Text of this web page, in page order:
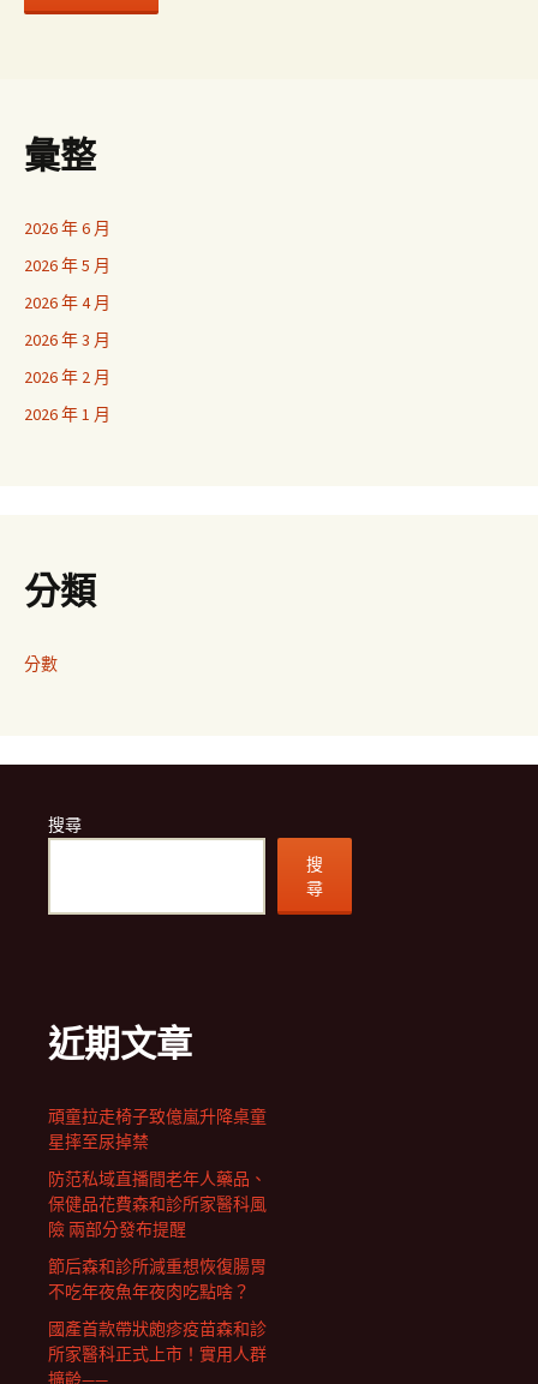
彙整
2026 年 6 月
2026 年 5 月
2026 年 4 月
2026 年 3 月
2026 年 2 月
2026 年 1 月
分類
分數
搜尋
搜
尋
近期文章
頑童拉走椅子致億嵐升降桌童
星摔至尿掉禁
防范私域直播間老年人藥品、
保健品花費森和診所家醫科風
險 兩部分發布提醒
節后森和診所減重想恢復腸胃
不吃年夜魚年夜肉吃點啥？
國產首款帶狀皰疹疫苗森和診
所家醫科正式上市！實用人群
擴齡——